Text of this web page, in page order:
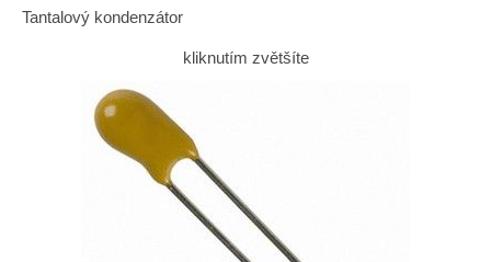
Tantalový kondenzátor
kliknutím zvětšíte